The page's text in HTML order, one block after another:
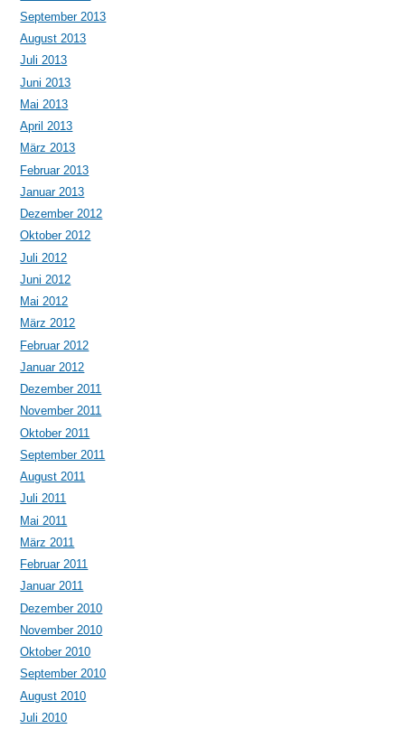
September 2013
August 2013
Juli 2013
Juni 2013
Mai 2013
April 2013
März 2013
Februar 2013
Januar 2013
Dezember 2012
Oktober 2012
Juli 2012
Juni 2012
Mai 2012
März 2012
Februar 2012
Januar 2012
Dezember 2011
November 2011
Oktober 2011
September 2011
August 2011
Juli 2011
Mai 2011
März 2011
Februar 2011
Januar 2011
Dezember 2010
November 2010
Oktober 2010
September 2010
August 2010
Juli 2010